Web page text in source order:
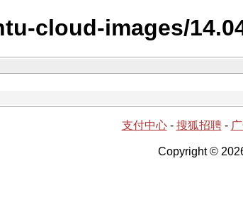
cloud-images/
支付中心- 搜狐招聘-
Copyright ©